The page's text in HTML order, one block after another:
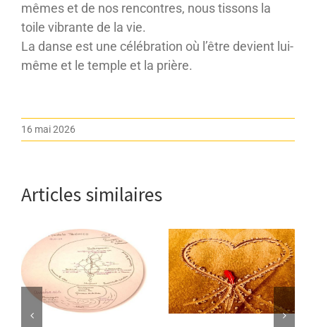
mêmes et de nos rencontres, nous tissons la
toile vibrante de la vie.
La danse est une célébration où l’être devient lui-
même et le temple et la prière.
16 mai 2026
Articles similaires